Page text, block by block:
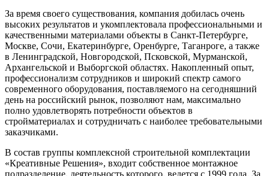
За время своего существования, компания добилась очень
высоких результатов и укомплектовала профессиональными и
качественными материалами объекты в Санкт-Петербурге,
Москве, Сочи, Екатеринбурге, Оренбурге, Таганроге, а также
в Ленинградской, Новгородской, Псковской, Мурманской,
Архангельской и Выборгской областях. Накопленный опыт,
профессионализм сотрудников и широкий спектр самого
современного оборудования, поставляемого на сегодняшний
день на российский рынок, позволяют нам, максимально
полно удовлетворять потребности объектов в
стройматериалах и сотрудничать с наиболее требовательными
заказчиками.
В состав группы комплексной строительной комплектации
«Креативные Решения», входит собственное монтажное
подразделение, деятельность которого, ведется с 1999 года. За